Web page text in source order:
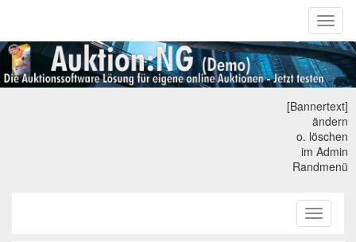
[Bannertext]
ändern
o. löschen
im Admin
Randmenü
Toggle
primary